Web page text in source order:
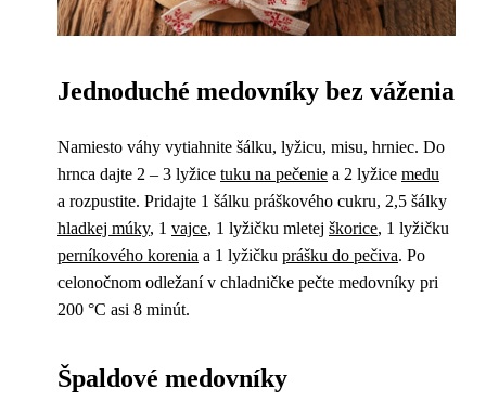
Jednoduché medovníky bez váženia
Namiesto váhy vytiahnite šálku, lyžicu, misu, hrniec. Do
hrnca dajte 2 – 3 lyžice tuku na pečenie a 2 lyžice medu
a rozpustite. Pridajte 1 šálku práškového cukru, 2,5 šálky
hladkej múky, 1 vajce, 1 lyžičku mletej škorice, 1 lyžičku
perníkového korenia a 1 lyžičku prášku do pečiva. Po
celonočnom odležaní v chladničke pečte medovníky pri
200 °C asi 8 minút.
Špaldové medovníky